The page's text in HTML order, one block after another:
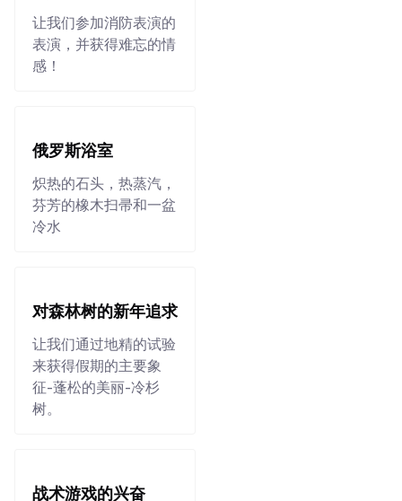
让我们参加消防表演的
表演，并获得难忘的情
感！
俄罗斯浴室
炽热的石头，热蒸汽，
芬芳的橡木扫帚和一盆
冷水
对森林树的新年追求
让我们通过地精的试验
来获得假期的主要象
征-蓬松的美丽-冷杉
树。
战术游戏的兴奋